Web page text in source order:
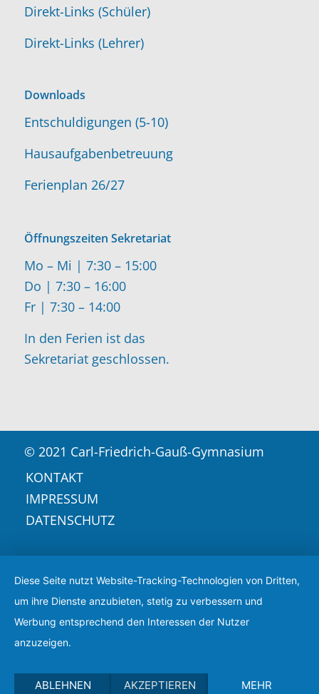
Direkt-Links (Schüler)
Direkt-Links (Lehrer)
Downloads
Entschuldigungen (5-10)
Hausaufgabenbetreuung
Ferienplan 26/27
Öffnungszeiten Sekretariat
Mo – Mi | 7:30 – 15:00
Do | 7:30 – 16:00
Fr | 7:30 – 14:00
In den Ferien ist das
Sekretariat geschlossen.
© 2021 Carl-Friedrich-Gauß-Gymnasium
KONTAKT
IMPRESSUM
DATENSCHUTZ
Diese Seite nutzt Website-Tracking-Technologien von Dritten,
um ihre Dienste anzubieten, stetig zu verbessern und
Werbung entsprechend den Interessen der Nutzer
anzuzeigen.
ABLEHNEN AKZEPTIEREN MEHR